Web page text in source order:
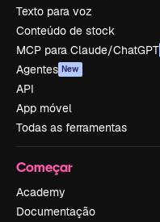
Texto para voz
Conteúdo de stock
MCP para Claude/ChatGPT
Agentes New
API
App móvel
Todas as ferramentas
Começar
Academy
Documentação